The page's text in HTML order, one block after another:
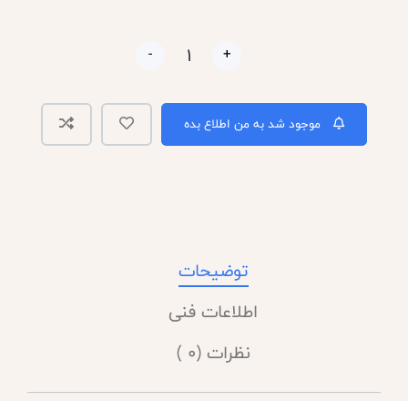
- +
موجود شد به من اطلاع بده
توضیحات
اطلاعات فنی
نظرات (0 )